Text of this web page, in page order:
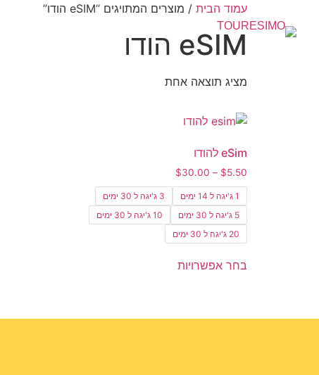
עמוד הבית / מוצרים המתויגים “eSIM הודו”
eSIM הודו
מציג תוצאה אחת
eSim להודו
$5.50
–
$30.00
1 ג'יגה ל 14 ימים
3 ג'יגה ל 30 ימים
5 ג'יגה ל 30 ימים
10 ג'יגה ל 30 ימים
20 ג'יגה ל 30 ימים
בחר אפשרויות